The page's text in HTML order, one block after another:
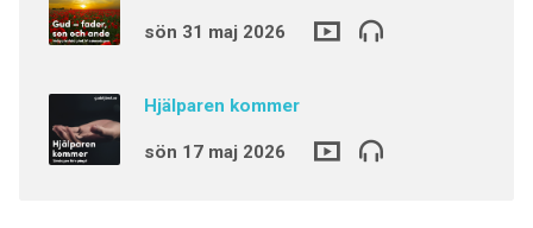
sön 31 maj 2026
Hjälparen kommer
sön 17 maj 2026